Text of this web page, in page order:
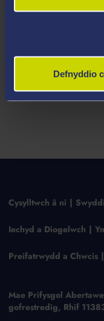
Defnyddio
Cysylltwch â ni Swyddi
Iechyd a Diogelwch
Preifatrwydd a Chwcis
Mae Prifysgol
gofrestredig, Rhif